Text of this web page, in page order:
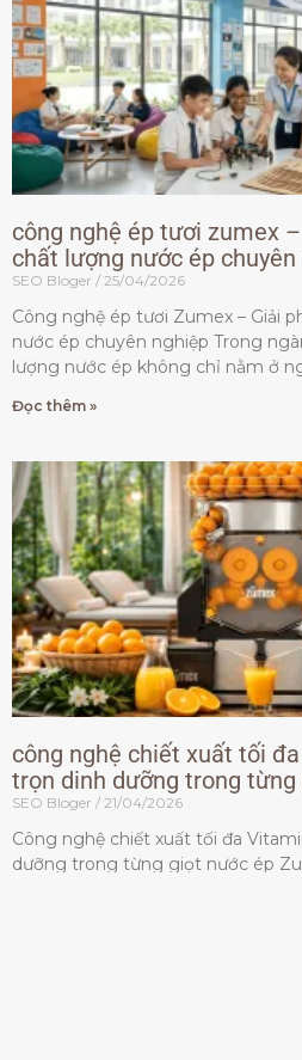
công nghệ ép tươi zumex
chất lượng nước ép
SEO Bloger 25/04/2026
Công nghệ ép tươi Zumex – Giải
nước ép chuyên nghiệp Trong
lượng nước ép không chỉ nằm ở
Đọc thêm »
công nghệ chiết xuất tối
trọn dinh dưỡng trong
SEO Bloger 21/04/2026
Công nghệ chiết xuất tối đa
dưỡng trong từng giọt nước ép